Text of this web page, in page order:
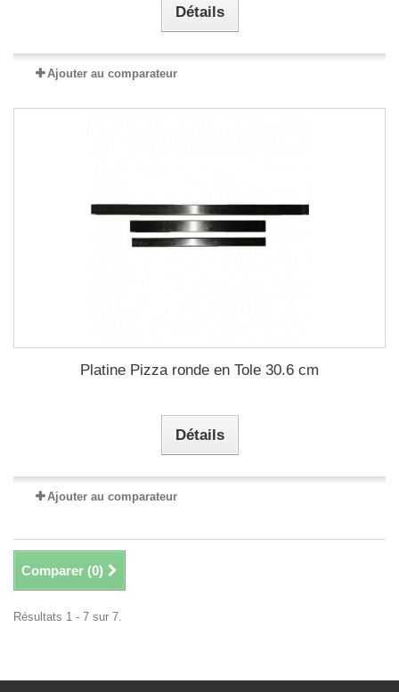
Détails
Ajouter au comparateur
Platine Pizza ronde en Tole 30.6 cm
Détails
Ajouter au comparateur
Comparer (0)
Résultats 1 - 7 sur 7.